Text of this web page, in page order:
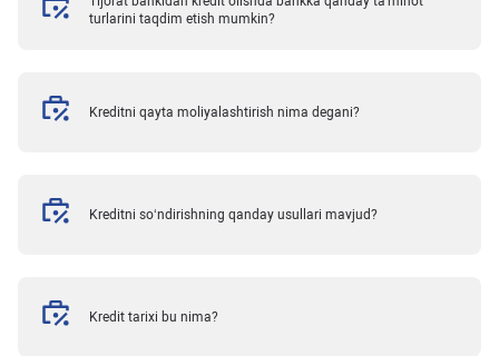
turlarini taqdim etish mumkin?
Kreditni qayta moliyalashtirish nima degani?
Kreditni so‘ndirishning qanday usullari mavjud?
Kredit tarixi bu nima?